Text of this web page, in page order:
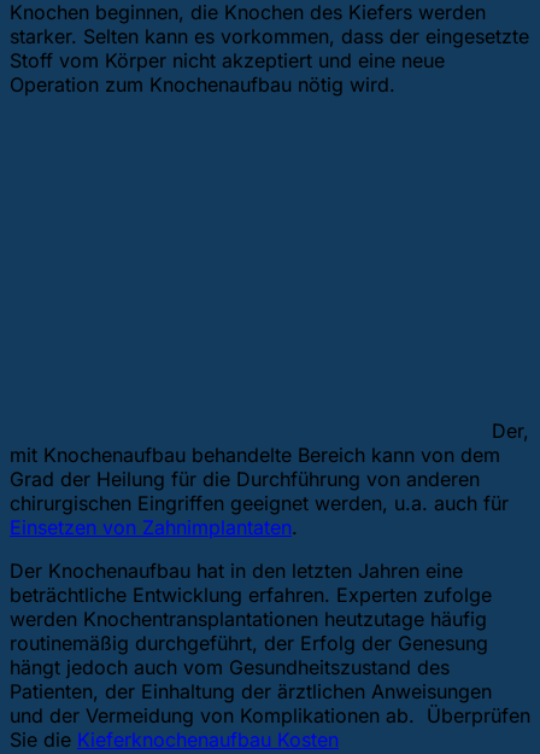
Knochen beginnen, die Knochen des Kiefers werden
starker. Selten kann es vorkommen, dass der eingesetzte
Stoff vom Körper nicht akzeptiert und eine neue
Operation zum Knochenaufbau nötig wird.
Der,
mit Knochenaufbau behandelte Bereich kann von dem
Grad der Heilung für die Durchführung von anderen
chirurgischen Eingriffen geeignet werden, u.a. auch für
Einsetzen von Zahnimplantaten.
Der Knochenaufbau hat in den letzten Jahren eine
beträchtliche Entwicklung erfahren. Experten zufolge
werden Knochentransplantationen heutzutage häufig
routinemäßig durchgeführt, der Erfolg der Genesung
hängt jedoch auch vom Gesundheitszustand des
Patienten, der Einhaltung der ärztlichen Anweisungen
und der Vermeidung von Komplikationen ab. Überprüfen
Sie die Kieferknochenaufbau Kosten